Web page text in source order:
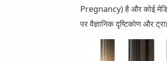
Pregnancy) है और कोई
पर वैज्ञानिक दृष्टिकोण और